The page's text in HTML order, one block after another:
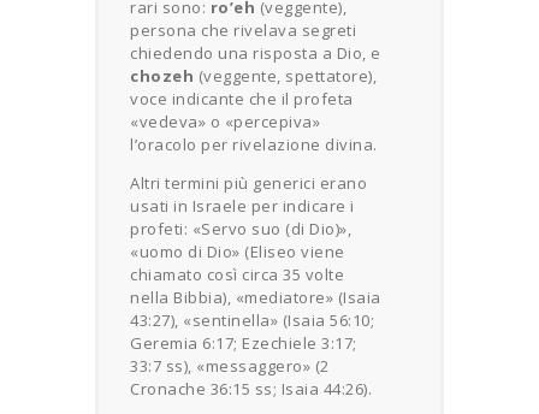
rari sono: ro’eh (veggente),
persona che rivelava segreti
chiedendo una risposta a Dio, e
chozeh (veggente, spettatore),
voce indicante che il profeta
«vedeva» o «percepiva»
l’oracolo per rivelazione divina.
Altri termini più generici erano
usati in Israele per indicare i
profeti: «Servo suo (di Dio)»,
«uomo di Dio» (Eliseo viene
chiamato così circa 35 volte
nella Bibbia), «mediatore» (Isaia
43:27), «sentinella» (Isaia 56:10;
Geremia 6:17; Ezechiele 3:17;
33:7 ss), «messaggero» (2
Cronache 36:15 ss; Isaia 44:26).